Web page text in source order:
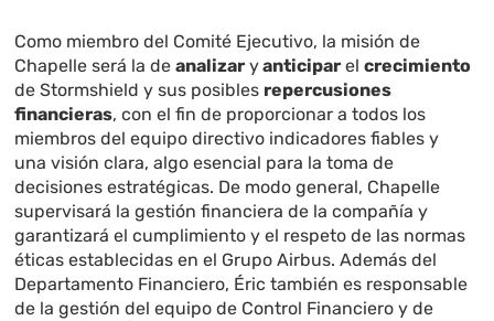
Como miembro del Comité Ejecutivo, la misión de
Chapelle será la deanalizar yanticipar elcrecimiento
de Stormshield y sus posibles repercusiones
financieras, con el fin de proporcionar a todos los
miembros del equipo directivo indicadores fiables y
una visión clara, algo esencial para la toma de
decisiones estratégicas. De modo general, Chapelle
supervisará la gestión financiera de la compañía y
garantizará el cumplimiento y el respeto de las normas
éticas establecidas en el Grupo Airbus. Además del
Departamento Financiero, Éric también es responsable
de la gestión del equipo de Control Financiero y de